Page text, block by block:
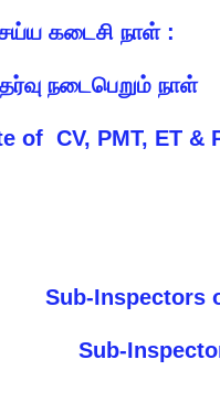
கடைசி நாள் :
தேர்வு நடைபெறும்
of CV, PMT,
Inspectors of
Inspectors